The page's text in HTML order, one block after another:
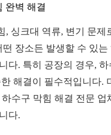
완벽 해결
, 싱크대 역류, 변기 문제
장소든 발생할 수 있는
다. 특히 공장의 경우, 하
해결이 필수적입니다.
수구 막힘 해결 전문 업
다.